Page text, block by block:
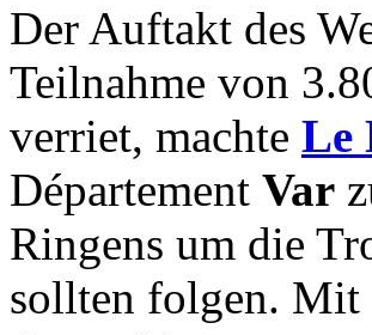
Der Auftakt des
Teilnahme von
verriet, machte Le
Département Var
Ringens um die
sollten folgen. Mit